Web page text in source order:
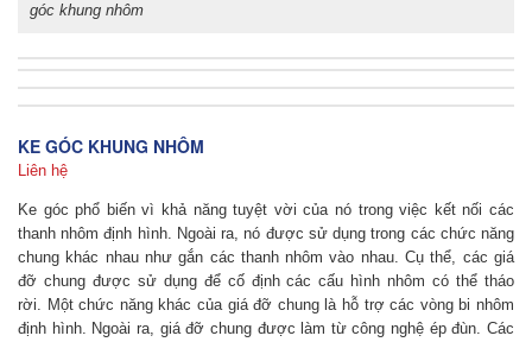
góc khung nhôm
KE GÓC KHUNG NHÔM
Liên hệ
Ke góc phổ biến vì khả năng tuyệt vời của nó trong việc kết nối các
thanh nhôm định hình. Ngoài ra, nó được sử dụng trong các chức năng
chung khác nhau như gắn các thanh nhôm vào nhau. Cụ thể, các giá
đỡ chung được sử dụng để cố định các cấu hình nhôm có thể tháo
rời. Một chức năng khác của giá đỡ chung là hỗ trợ các vòng bi nhôm
định hình. Ngoài ra, giá đỡ chung được làm từ công nghệ ép đùn. Các